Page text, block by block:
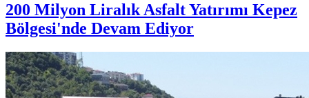
200 Milyon Liralık Asfalt Yatırımı Kepez
Bölgesi'nde Devam Ediyor